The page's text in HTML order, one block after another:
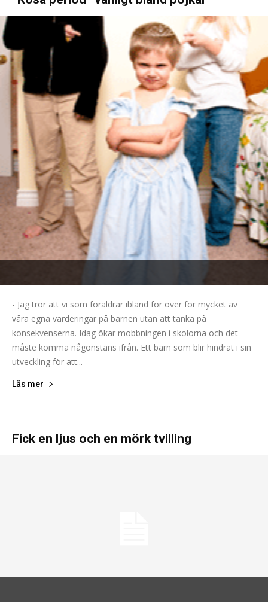
- Jag tror att vi som föräldrar ibland för över för mycket av
våra egna värderingar på barnen utan att tänka på
konsekvenserna. Idag ökar mobbningen i skolorna och det
måste komma någonstans ifrån. Ett barn som blir hindrat i sin
utveckling för att...
Läs mer
Fick en ljus och en mörk tvilling